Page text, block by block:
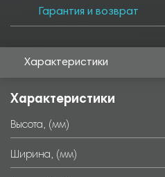
Гарантия и возврат
Характеристики
Характеристики
Высота, (мм)
Ширина, (мм)